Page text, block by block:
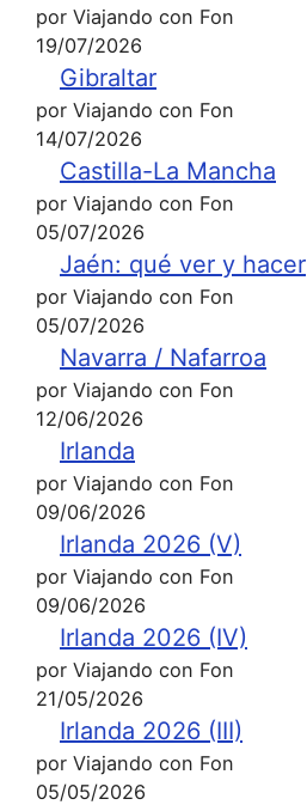
por Viajando con Fon
19/07/2026
Gibraltar
por Viajando con Fon
14/07/2026
Castilla-La Mancha
por Viajando con Fon
05/07/2026
Jaén: qué ver y hacer
por Viajando con Fon
05/07/2026
Navarra / Nafarroa
por Viajando con Fon
12/06/2026
Irlanda
por Viajando con Fon
09/06/2026
Irlanda 2026 (V)
por Viajando con Fon
09/06/2026
Irlanda 2026 (IV)
por Viajando con Fon
21/05/2026
Irlanda 2026 (III)
por Viajando con Fon
05/05/2026